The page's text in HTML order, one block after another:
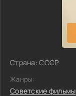
Страна: СССР
Жанры:
Советские фильмы